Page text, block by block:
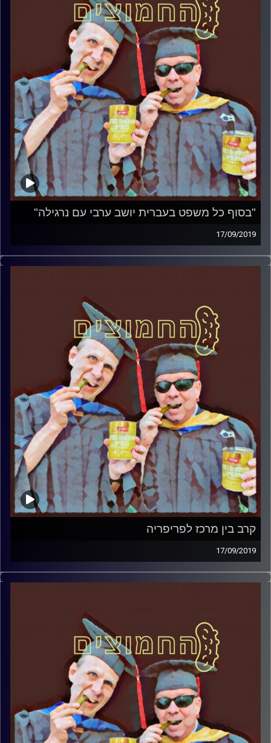
הירשברגר
והפעם: חסינות: משתינים מהמקפצה
קרדיט תמונות:AudioVersity
"בסוף כל משפט בעברית יושב ערבי עם נרגילה"
17/09/2019
פרופסור בועז בן-דוד ופרופסור גלעד הירשברגר במבט
פסיכולוגי על בחירות 2019
קרב בין מרכז לפריפריה
17/09/2019
פרופסור בועז בן-דוד ופרופסור גלעד הירשברגר במבט
פסיכולוגי על בחירות 2019.